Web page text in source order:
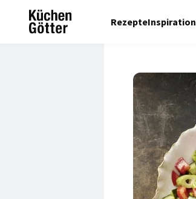
RezepteInspiration